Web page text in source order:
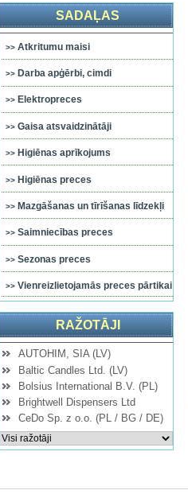
SADAĻAS
Atkritumu maisi
Darba apģērbi, cimdi
Elektropreces
Gaisa atsvaidzinātāji
Higiēnas aprīkojums
Higiēnas preces
Mazgāšanas un tīrīšanas līdzekļi
Saimniecības preces
Sezonas preces
Vienreizlietojamās preces pārtikai
RAŽOTĀJI
AUTOHIM, SIA (LV)
Baltic Candles Ltd. (LV)
Bolsius International B.V. (PL)
Brightwell Dispensers Ltd
CeDo Sp. z o.o. (PL / BG / DE)